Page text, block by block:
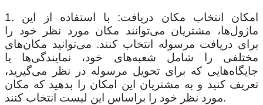
1. امکان انتخاب مکان دریافت: با استفاده از این
ماژول‌ها، مشتریان می‌توانند مکان مورد نظر خود را
برای دریافت مرسوله انتخاب کنند. می‌توانید مکان‌های
مختلفی را شامل شعبه‌های خود، نمایندگی‌ها یا
جایگاه‌هایی که برای تحویل مرسوله در نظر می‌گیرید،
تعریف کنید و به مشتریان این امکان را بدهید که مکان
مورد نظر خود را براساس این لیست انتخاب کنند.